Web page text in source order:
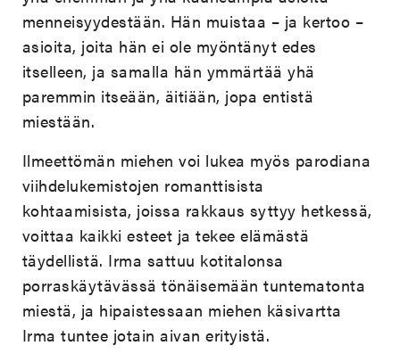
menneisyydestään. Hän muistaa – ja kertoo –
asioita, joita hän ei ole myöntänyt edes
itselleen, ja samalla hän ymmärtää yhä
paremmin itseään, äitiään, jopa entistä
miestään.
Ilmeettömän miehen voi lukea myös parodiana
viihdelukemistojen romanttisista
kohtaamisista, joissa rakkaus syttyy hetkessä,
voittaa kaikki esteet ja tekee elämästä
täydellistä. Irma sattuu kotitalonsa
porraskäytävässä tönäisemään tuntematonta
miestä, ja hipaistessaan miehen käsivartta
Irma tuntee jotain aivan erityistä.